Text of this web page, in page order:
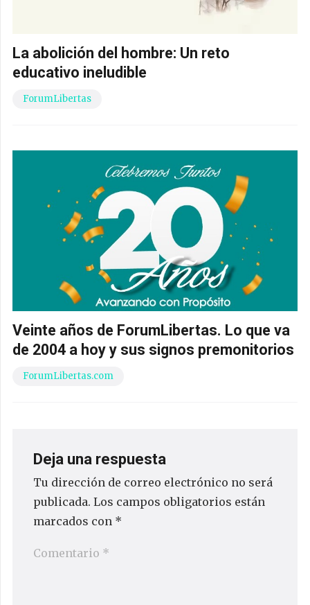
La abolición del hombre: Un reto
educativo ineludible
ForumLibertas
Veinte años de ForumLibertas. Lo que va
de 2004 a hoy y sus signos premonitorios
ForumLibertas.com
Deja una respuesta
Tu dirección de correo electrónico no será
publicada. Los campos obligatorios están
marcados con *